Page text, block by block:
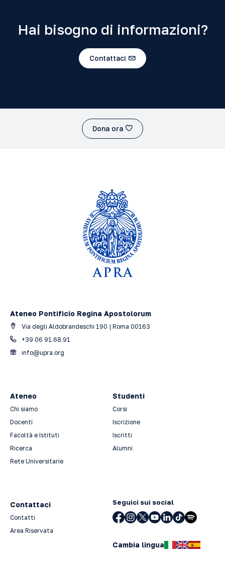
Hai bisogno di informazioni?
Contattaci
Dona ora
Ateneo Pontificio Regina Apostolorum
Via degli Aldobrandeschi 190 | Roma 00163
+39 06 91.68.91
info@upra.org
Ateneo
Chi siamo
Docenti
Facoltà e Istituti
Ricerca
Rete Universitarie
Studenti
Corsi
Iscrizione
Iscritti
Alumni
Contattaci
Contatti
Area Riservata
Seguici sui social
Cambia lingua